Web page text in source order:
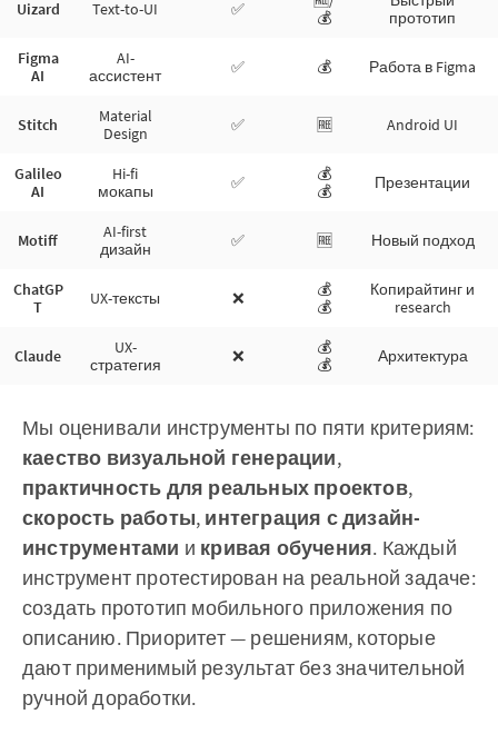
Uizard Text-to-UI ✅
💰
прототип
Figma
AI
AI-
ассистент
✅ 💰 Работа в Figma
Stitch
Material
Design
✅ 🆓 Android UI
Galileo
AI
Hi-fi
мокапы
✅
💰
💰
Презентации
Motiff
AI-first
дизайн
✅ 🆓 Новый подход
ChatGP
T
UX-тексты ❌
💰
💰
Копирайтинг и
research
Claude
UX-
стратегия
❌
💰
💰
Архитектура
Мы оценивали инструменты по пяти критериям:
каество визуальной генерации,
практичность для реальных проектов,
скорость работы, интеграция с дизайн-
инструментами и кривая обучения. Каждый
инструмент протестирован на реальной задаче:
создать прототип мобильного приложения по
описанию. Приоритет — решениям, которые
дают применимый результат без значительной
ручной доработки.